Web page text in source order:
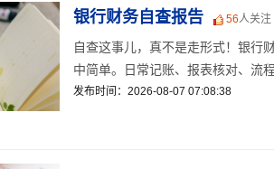
银行财务自查报告 56人关注
自查这事儿，真不是走形式！银行
中简单。日常记账、报表核对、
发布时间：2026-08-07 07:08:38